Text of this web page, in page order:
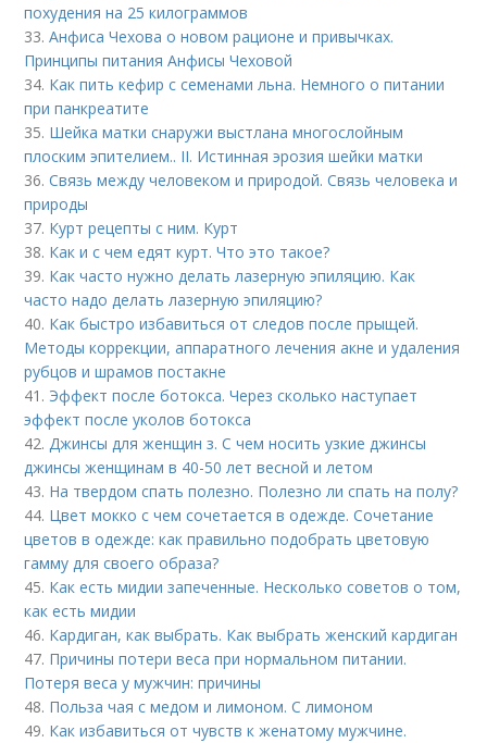
похудения на 25 килограммов
33.Анфиса Чехова о новом рационе и привычках.
Принципы питания Анфисы Чеховой
34. Как пить кефир с семенами льна. Немного о питании
при панкреатите
35. Шейка матки снаружи выстлана многослойным
плоским эпителием.. II. Истинная эрозия шейки матки
36.Связь между человеком и природой. Связь человека и
природы
37. Курт рецепты с ним. Курт
38. Как и с чем едят курт. Что это такое?
39. Как часто нужно делать лазерную эпиляцию. Как
часто надо делать лазерную эпиляцию?
40. Как быстро избавиться от следов после прыщей.
Методы коррекции, аппаратного лечения акне и удаления
рубцов и шрамов постакне
41. Эффект после ботокса. Через сколько наступает
эффект после уколов ботокса
42.Джинсы для женщин з. С чем носить узкие джинсы
джинсы женщинам в 40-50 лет весной и летом
43. На твердом спать полезно. Полезно ли спать на полу?
44. Цвет мокко с чем сочетается в одежде. Сочетание
цветов в одежде: как правильно подобрать цветовую
гамму для своего образа?
45. Как есть мидии запеченные. Несколько советов о том,
как есть мидии
46. Кардиган, как выбрать. Как выбрать женский кардиган
47. Причины потери веса при нормальном питании.
Потеря веса у мужчин: причины
48. Польза чая с медом и лимоном. С лимоном
49. Как избавиться от чувств к женатому мужчине.